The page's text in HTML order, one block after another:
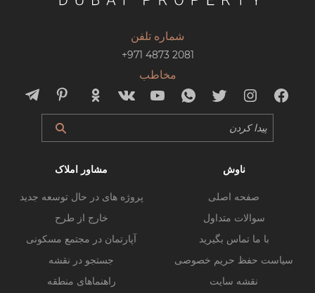
شماره تلفن
+971 4873 2081
مخاطب
ناوش
صفحه اصلی
سوالات متداول
با ما تماس بگیرید
سیاست حفظ حریم خصوصی
نقشه سایت
مشاور املاک
پروژه های در حال توسعه جدید
خارج از طرح
آپارتمان در مجتمع مسکونی
جستجو در نقشه
راهنماهای منطقه